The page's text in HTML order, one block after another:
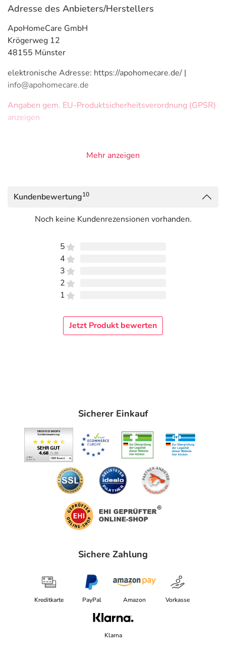
Adresse des Anbieters/Herstellers
ApoHomeCare GmbH
Krögerweg 12
48155 Münster
elektronische Adresse: https://apohomecare.de/ |
info@apohomecare.de
Angaben gem. EU-Produktsicherheitsverordnung (GPSR)
anzeigen
Mehr anzeigen
Kundenbewertung10
Noch keine Kundenrezensionen vorhanden.
5
4
3
2
1
Jetzt Produkt bewerten
Sicherer Einkauf
Sichere Zahlung
Kreditkarte PayPal Amazon Vorkasse
Klarna